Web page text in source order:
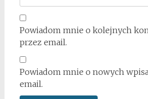
Powiadom mnie o kolejnych
przez email.
Powiadom mnie o nowych
email.